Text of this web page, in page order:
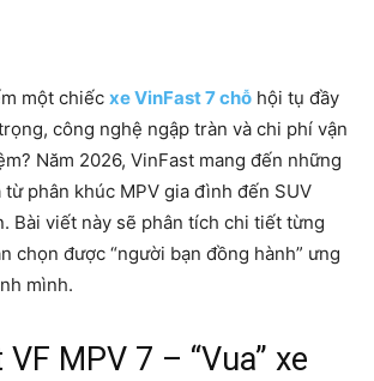
một chiếc xe VinFast 7 chỗ hội tụ đầy
công nghệ ngập tràn và chi phí vận
Năm 2026, VinFast mang đến những
phân khúc MPV gia đình đến SUV
Bài viết này sẽ phân tích chi tiết từng
chọn được “người bạn đồng hành” ưng
mình.
MPV 7 – “Vua” xe